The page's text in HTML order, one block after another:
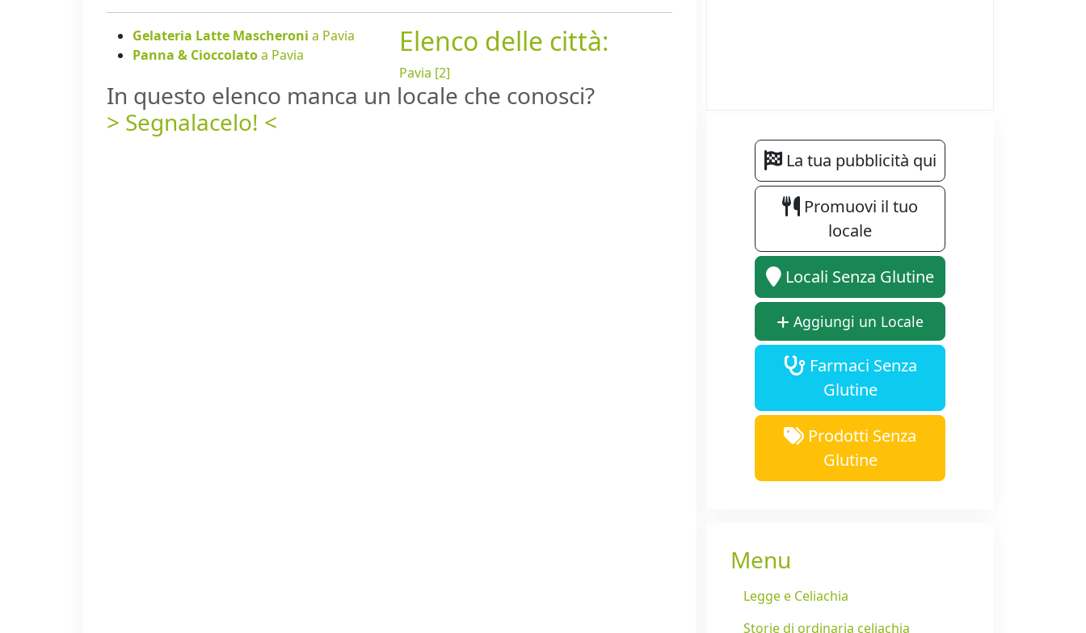
Gelateria Latte Mascheroni a Pavia
Panna & Cioccolatoa Pavia Elenco delle città:
Pavia [2]
In questo elenco manca un locale che conosci?
> Segnalacelo! <
La tua pubblicità qui
Promuovi il tuo
locale
Locali Senza Glutine
Aggiungi un Locale
Farmaci Senza
Glutine
Prodotti Senza
Glutine
Menu
Legge e Celiachia
Storie di ordinaria celiachia